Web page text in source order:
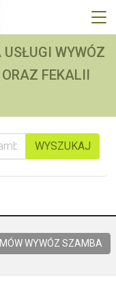
WYWÓZ
FEKALII
WYSZUKAJ
WYWÓZ SZAMBA